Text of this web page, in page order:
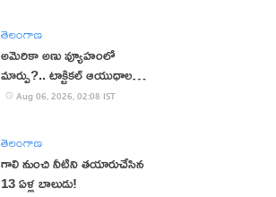
తెలంగాణ
అమెరికా అణు వ్యూహంలో
మార్పు?.. టాక్టికల్ ఆయుధాలకు
ప్రాధాన్యం!
Aug 06, 2026, 02:08 IST
తెలంగాణ
గాలి నుంచి నీటిని తయారుచేసిన
13 ఏళ్ల బాలుడు!